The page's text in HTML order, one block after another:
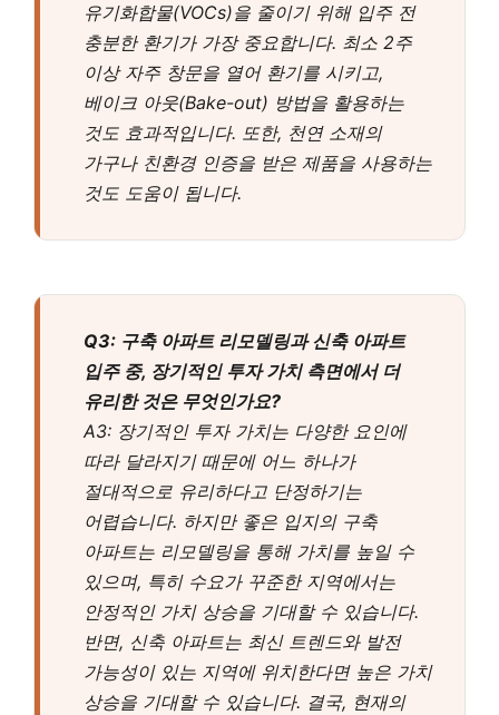
유기화합물(VOCs)을 줄이기 위해 입주 전
충분한 환기가 가장 중요합니다. 최소 2주
이상 자주 창문을 열어 환기를 시키고,
베이크 아웃(Bake-out) 방법을 활용하는
것도 효과적입니다. 또한, 천연 소재의
가구나 친환경 인증을 받은 제품을 사용하는
것도 도움이 됩니다.
Q3: 구축 아파트 리모델링과 신축 아파트
입주 중, 장기적인 투자 가치 측면에서 더
유리한 것은 무엇인가요?
A3: 장기적인 투자 가치는 다양한 요인에
따라 달라지기 때문에 어느 하나가
절대적으로 유리하다고 단정하기는
어렵습니다. 하지만 좋은 입지의 구축
아파트는 리모델링을 통해 가치를 높일 수
있으며, 특히 수요가 꾸준한 지역에서는
안정적인 가치 상승을 기대할 수 있습니다.
반면, 신축 아파트는 최신 트렌드와 발전
가능성이 있는 지역에 위치한다면 높은 가치
상승을 기대할 수 있습니다. 결국, 현재의